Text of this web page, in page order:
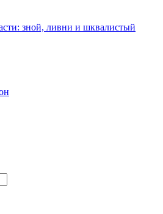
зной, ливни и шквалистый